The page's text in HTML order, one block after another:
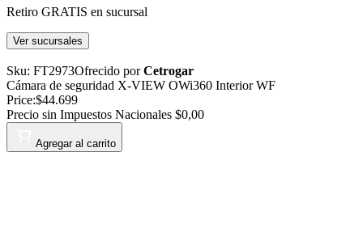
Retiro GRATIS en sucursal
Ver sucursales
Sku: FT2973Ofrecido porCetrogar
Cámara de seguridad X-VIEW OWi360 Interior WF
Price:$44.699
Precio sin Impuestos Nacionales $0,00
Agregar al carrito